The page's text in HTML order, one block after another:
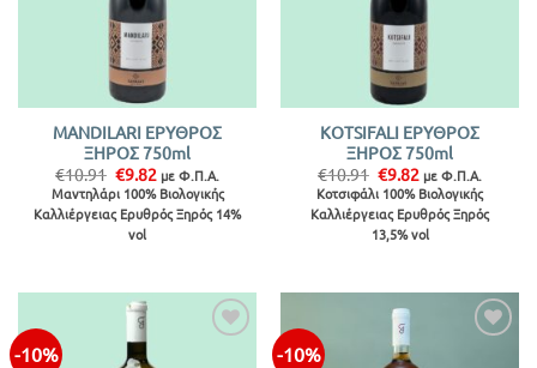
MANDILARI ΕΡΥΘΡΟΣ
ΞΗΡΟΣ 750ml
€10.91 Original
price
was:
€10.91.
€9.82 Η
τρέχουσα
τιμή
είναι:
με Φ.Π.Α.
Μαντηλάρι 100% Βιολογικής
Καλλιέργειας Ερυθρός Ξηρός 14%
vol
KOTSIFALI ΕΡΥΘΡΟΣ
ΞΗΡΟΣ 750ml
€10.91 Original
price
was:
€10.91.
€9.82 Η
τρέχουσα
τιμή
είναι:
€9.82.
με Φ.Π.Α.
Κοτσιφάλι 100% Βιολογικής
Καλλιέργειας Ερυθρός Ξηρός
13,5% vol
-10% -10%